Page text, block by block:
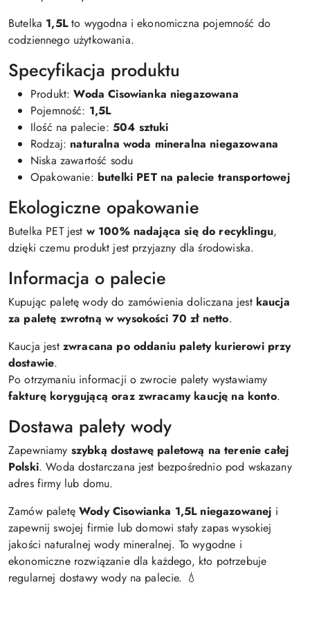
Butelka 1,5Lto wygodna i ekonomiczna pojemność do
codziennego użytkowania.
Specyfikacja produktu
Produkt:Woda Cisowianka niegazowana
Pojemność: 1,5L
Ilość na palecie: 504 sztuki
Rodzaj: naturalna woda mineralna niegazowana
Niska zawartość sodu
Opakowanie: butelki PET na palecie transportowej
Ekologiczne opakowanie
Butelka PET jest w 100% nadająca się do recyklingu,
dzięki czemu produkt jest przyjazny dla środowiska.
Informacja o palecie
Kupując paletę wody do zamówienia doliczana jest kaucja
za paletę zwrotną w wysokości 70 zł netto.
Kaucja jest zwracana po oddaniu palety kurierowi przy
dostawie.
Po otrzymaniu informacji o zwrocie palety wystawiamy
fakturę korygującą oraz zwracamy kaucję na konto.
Dostawa palety wody
Zapewniamy szybką dostawę paletową na terenie całej
Polski. Woda dostarczana jest bezpośrednio pod wskazany
adres firmy lub domu.
Zamów paletęWody Cisowianka 1,5L niegazowanej i
zapewnij swojej firmie lub domowi stały zapas wysokiej
jakości naturalnej wody mineralnej. To wygodne i
ekonomiczne rozwiązanie dla każdego, kto potrzebuje
regularnej dostawy wody na palecie. 💧